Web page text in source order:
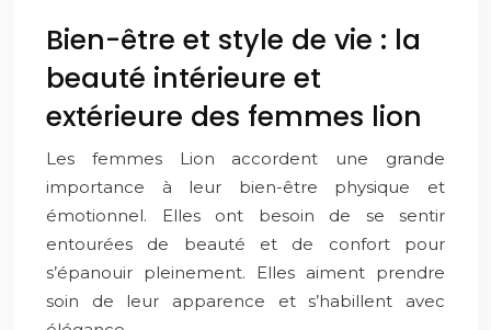
Bien-être et style de vie : la
beauté intérieure et
extérieure des femmes lion
Les femmes Lion accordent une grande
importance à leur bien-être physique et
émotionnel. Elles ont besoin de se sentir
entourées de beauté et de confort pour
s’épanouir pleinement. Elles aiment prendre
soin de leur apparence et s’habillent avec